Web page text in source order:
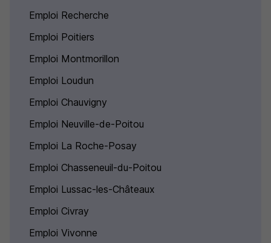
Emploi Recherche
Emploi Poitiers
Emploi Montmorillon
Emploi Loudun
Emploi Chauvigny
Emploi Neuville-de-Poitou
Emploi La Roche-Posay
Emploi Chasseneuil-du-Poitou
Emploi Lussac-les-Châteaux
Emploi Civray
Emploi Vivonne